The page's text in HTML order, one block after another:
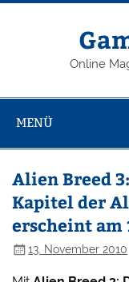
Zum
Online
MENÜ
Alien Breed
Kapitel der
erscheint am
13. November 2010